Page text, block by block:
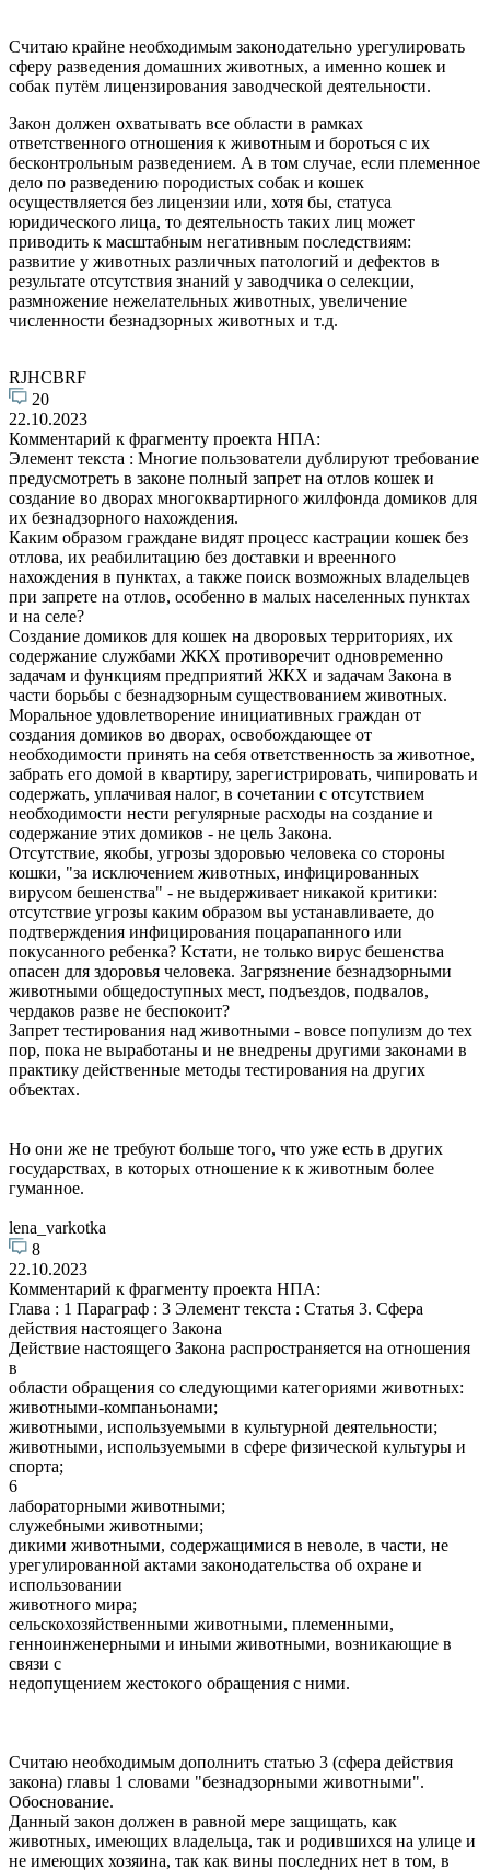
Считаю крайне необходимым законодательно урегулировать
сферу разведения домашних животных, а именно кошек и
собак путём лицензирования заводческой деятельности.
Закон должен охватывать все области в рамках
ответственного отношения к животным и бороться с их
бесконтрольным разведением. А в том случае, если племенное
дело по разведению породистых собак и кошек
осуществляется без лицензии или, хотя бы, статуса
юридического лица, то деятельность таких лиц может
приводить к масштабным негативным последствиям:
развитие у животных различных патологий и дефектов в
результате отсутствия знаний у заводчика о селекции,
размножение нежелательных животных, увеличение
численности безнадзорных животных и т.д.
RJHCBRF
20
22.10.2023
Комментарий к фрагменту проекта НПА:
Элемент текста : Многие пользователи дублируют требование
предусмотреть в законе полный запрет на отлов кошек и
создание во дворах многоквартирного жилфонда домиков для
их безнадзорного нахождения.
Каким образом граждане видят процесс кастрации кошек без
отлова, их реабилитацию без доставки и вреенного
нахождения в пунктах, а также поиск возможных владельцев
при запрете на отлов, особенно в малых населенных пунктах
и на селе?
Создание домиков для кошек на дворовых территориях, их
содержание службами ЖКХ противоречит одновременно
задачам и функциям предприятий ЖКХ и задачам Закона в
части борьбы с безнадзорным существованием животных.
Моральное удовлетворение инициативных граждан от
создания домиков во дворах, освобождающее от
необходимости принять на себя ответственность за животное,
забрать его домой в квартиру, зарегистрировать, чипировать и
содержать, уплачивая налог, в сочетании с отсутствием
необходимости нести регулярные расходы на создание и
содержание этих домиков - не цель Закона.
Отсутствие, якобы, угрозы здоровью человека со стороны
кошки, "за исключением животных, инфицированных
вирусом бешенства" - не выдерживает никакой критики:
отсутствие угрозы каким образом вы устанавливаете, до
подтверждения инфицирования поцарапанного или
покусанного ребенка? Кстати, не только вирус бешенства
опасен для здоровья человека. Загрязнение безнадзорными
животными общедоступных мест, подъездов, подвалов,
чердаков разве не беспокоит?
Запрет тестирования над животными - вовсе популизм до тех
пор, пока не выработаны и не внедрены другими законами в
практику действенные методы тестирования на других
объектах.
Но они же не требуют больше того, что уже есть в других
государствах, в которых отношение к к животным более
гуманное.
lena_varkotka
8
22.10.2023
Комментарий к фрагменту проекта НПА:
Глава : 1 Параграф : 3 Элемент текста : Статья 3. Сфера
действия настоящего Закона
Действие настоящего Закона распространяется на отношения
в
области обращения со следующими категориями животных:
животными-компаньонами;
животными, используемыми в культурной деятельности;
животными, используемыми в сфере физической культуры и
спорта;
6
лабораторными животными;
служебными животными;
дикими животными, содержащимися в неволе, в части, не
урегулированной актами законодательства об охране и
использовании
животного мира;
сельскохозяйственными животными, племенными,
генноинженерными и иными животными, возникающие в
связи с
недопущением жестокого обращения с ними.
Считаю необходимым дополнить статью 3 (сфера действия
закона) главы 1 словами "безнадзорными животными".
Обоснование.
Данный закон должен в равной мере защищать, как
животных, имеющих владельца, так и родившихся на улице и
не имеющих хозяина, так как вины последних нет в том, в